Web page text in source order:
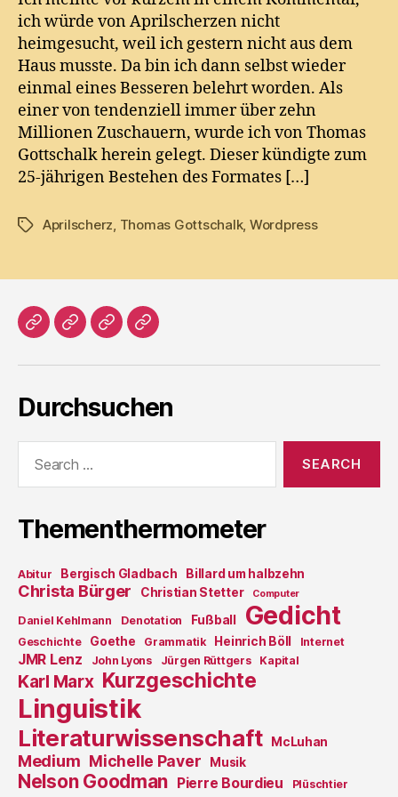
gesagt…
ich würde von Aprilscherzen nicht
heimgesucht, weil ich gestern nicht aus dem
Haus musste. Da bin ich dann selbst wieder
einmal eines Besseren belehrt worden. Als
einer von tendenziell immer über zehn
Millionen Zuschauern, wurde ich von Thomas
Gottschalk herein gelegt. Dieser kündigte zum
25-jährigen Bestehen des Formates […]
TagsAprilscherz Thomas Gottschalk, Wordpress
HomeLiteratur
ProsaImpressum
Durchsuchen
Thementhermometer
Abitur Bergisch Gladbach Billard um halbzehn
Christa Bürger Christian Stetter Computer
Daniel Kehlmann Denotation Fußball Gedicht
Geschichte Goethe Grammatik Heinrich Böll Internet
JMR Lenz John Lyons Jürgen Rüttgers Kapital
Karl Marx Kurzgeschichte
Linguistik
Literaturwissenschaft McLuhan
Medium Michelle Paver Musik
Nelson Goodman Pierre Bourdieu Plüschtier